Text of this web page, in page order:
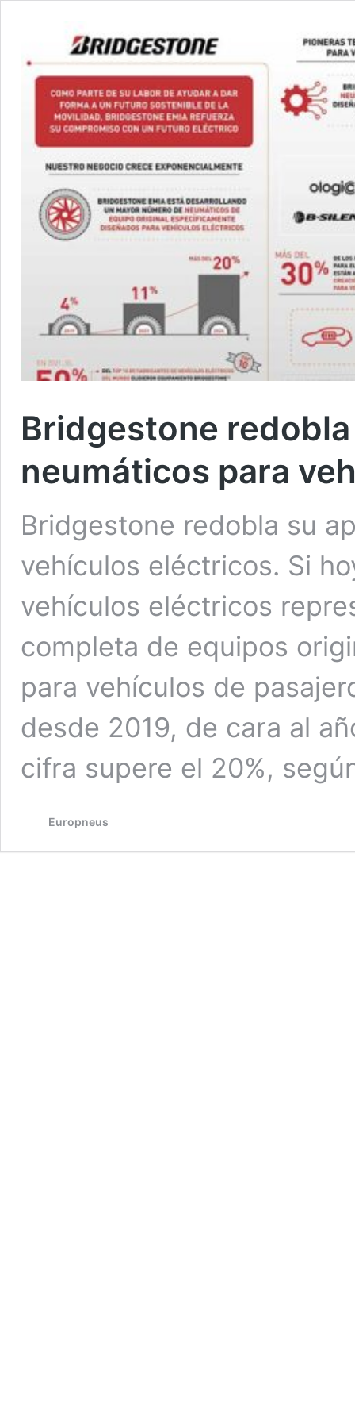
Bridgestone
neumáticos para
Bridgestone redobla su
vehículos eléctricos. Si
vehículos eléctricos
completa de equipos
para vehículos de
desde 2019, de cara al
cifra supere el 20%,
Europneus